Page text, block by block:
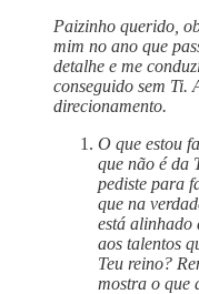
Paizinho querido,
mim no ano que
detalhe e me
conseguido sem Ti.
direcionamento.
O que estou
que não é da
pediste para
que na
está alinhado
aos talentos
Teu reino?
mostra o que